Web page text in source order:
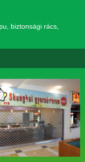
biztonsági rács,